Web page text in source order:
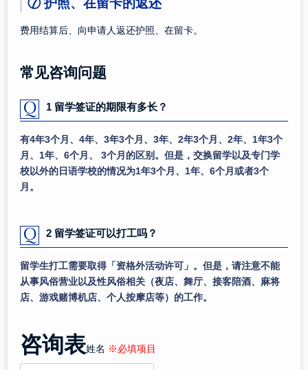
⑦ 护照、在留卡的返还
费用结算后、向申请人返还护照、在留卡。
常见咨询问题
1 留学签证的期限有多长？
有4年3个月、4年、3年3个月、3年、2年3个月、2年、1年3个
月、1年、6个月、 3个月的区别。但是，交换留学以及专门学
校以外的日语学校的情况为1年3个月、1年、6个月或者3个
月。
2 留学签证可以打工吗？
留学生打工需要取得「资格外活动许可」。但是，请注意不能
从事风俗营业以及性风俗相关（夜店、舞厅、接客陪酒、麻将
店、游戏赌博机店、个人按摩店等）的工作。
咨询表姓名 ※必填项目